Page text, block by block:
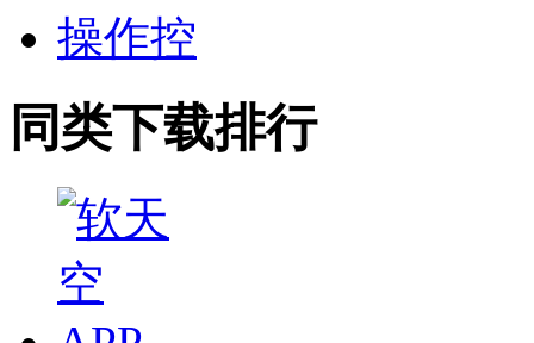
操作控
同类下载排行